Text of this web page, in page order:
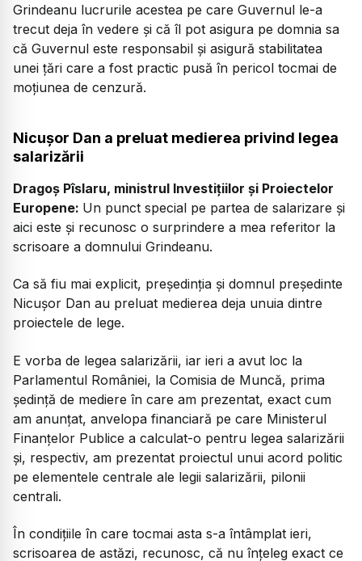
Grindeanu lucrurile acestea pe care Guvernul le-a
trecut deja în vedere și că îl pot asigura pe domnia sa
că Guvernul este responsabil și asigură stabilitatea
unei țări care a fost practic pusă în pericol tocmai de
moțiunea de cenzură.
Nicuşor Dan a preluat medierea privind legea
salarizării
Dragoș Pîslaru, ministrul Investițiilor și Proiectelor
Europene: Un punct special pe partea de salarizare și
aici este și recunosc o surprindere a mea referitor la
scrisoare a domnului Grindeanu.
Ca să fiu mai explicit, președinția și domnul președinte
Nicușor Dan au preluat medierea deja unuia dintre
proiectele de lege.
E vorba de legea salarizării, iar ieri a avut loc la
Parlamentul României, la Comisia de Muncă, prima
ședință de mediere în care am prezentat, exact cum
am anunțat, anvelopa financiară pe care Ministerul
Finanțelor Publice a calculat-o pentru legea salarizării
și, respectiv, am prezentat proiectul unui acord politic
pe elementele centrale ale legii salarizării, pilonii
centrali.
În condițiile în care tocmai asta s-a întâmplat ieri,
scrisoarea de astăzi, recunosc, că nu înțeleg exact ce